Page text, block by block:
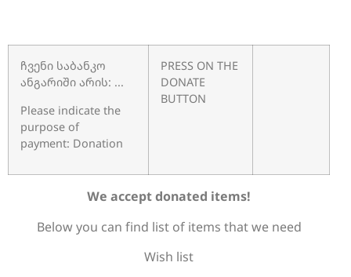
ჩვენი საბანკო
ანგარიში არის: ...
Please indicate the
purpose of
payment: Donation
PRESS ON THE
DONATE
BUTTON
We accept donated items!
Below you can find list of items that we need
Wish list